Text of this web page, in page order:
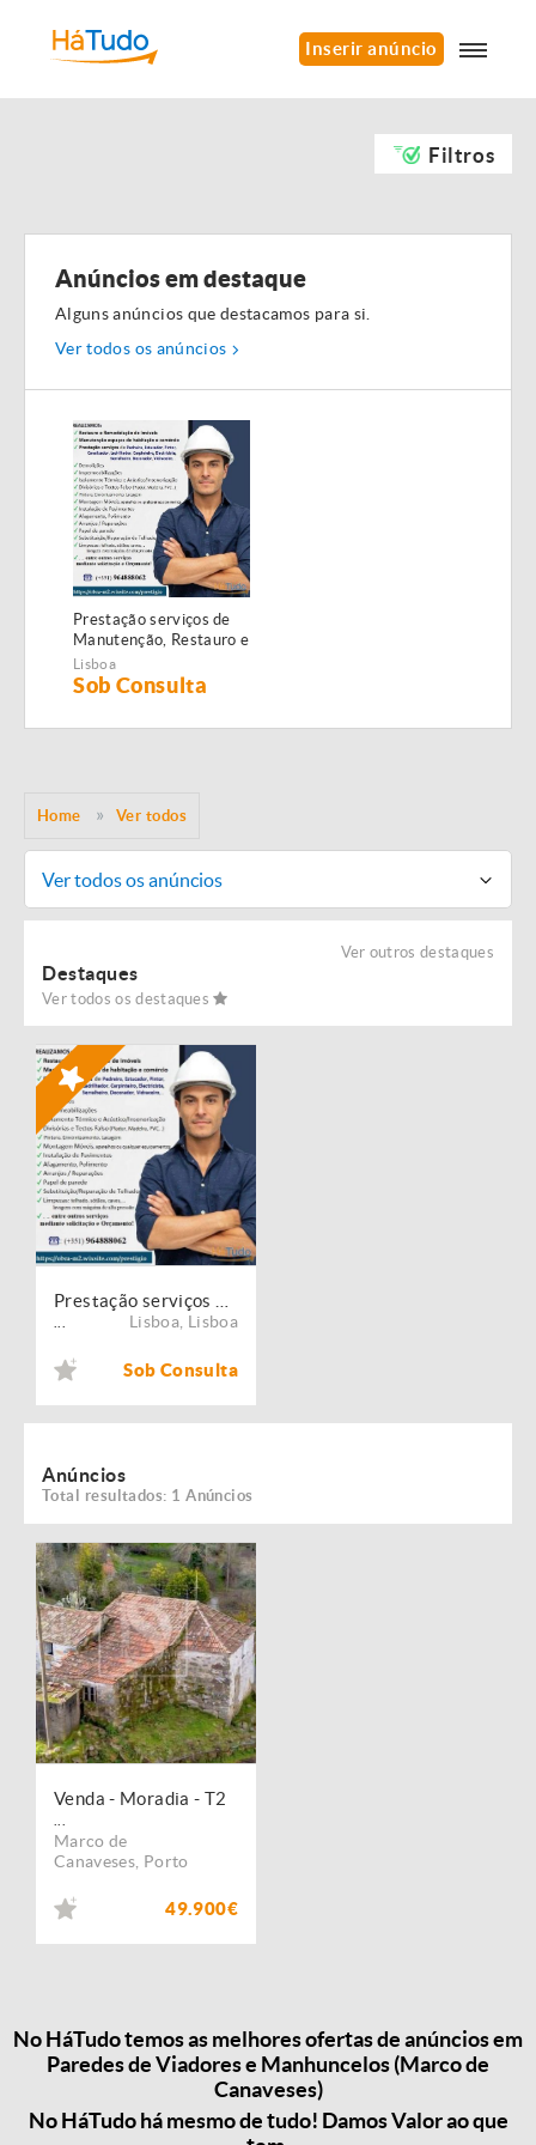
Inserir anúncio
Filtros
Anúncios em destaque
Alguns anúncios que destacamos para si.
Ver todos os anúncios
Prestação serviços de
Manutenção, Restauro e
Remodelação de
imóveis!
Lisboa
Sob Consulta
Home Ver todos
Ver todos os anúncios
Ver outros destaques
Destaques
Ver todos os destaques
Lisboa Lisboa
Sob Consulta
Anúncios
Total resultados: 1 Anúncios
Venda - Moradia - T2
Marco de
Canaveses Porto
49.900€
No HáTudo temos as melhores ofertas de anúncios em
Paredes de Viadores e Manhuncelos (Marco de
Canaveses)
No HáTudo há mesmo de tudo! Damos Valor ao que